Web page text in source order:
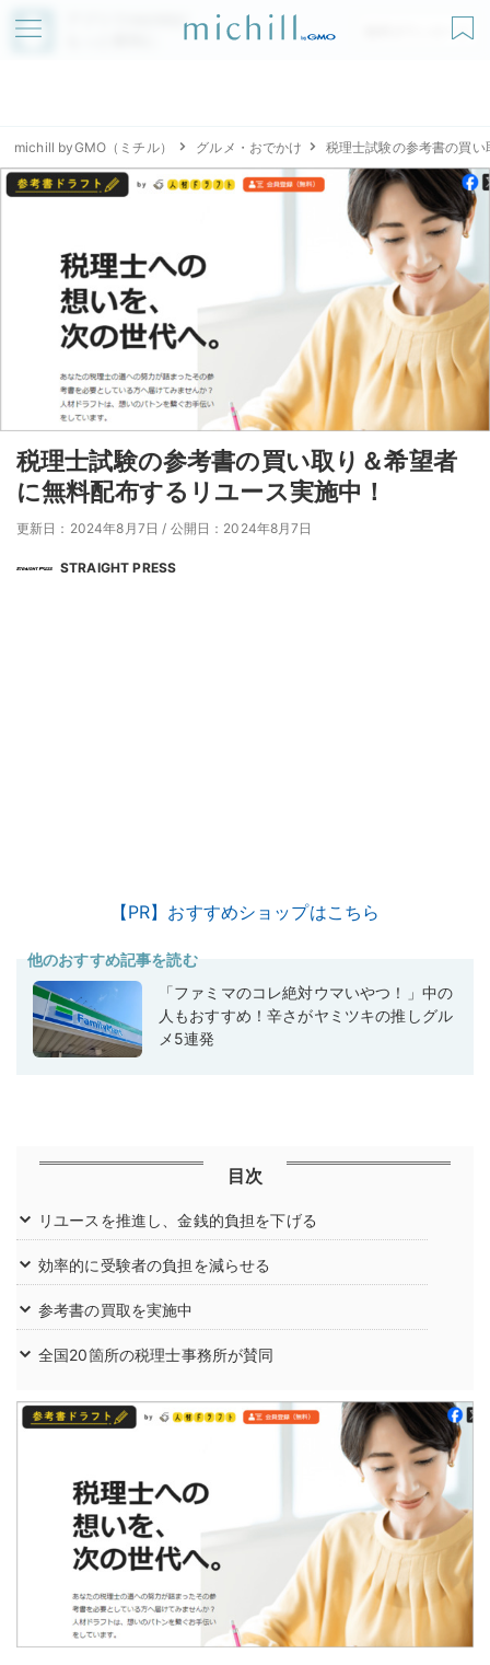
アプリでmichillが
無料ダウンロード
michill byGMO（ミチル） グルメ・おでかけ 税理士試験の参考書の買
税理士試験の参考書の買い取り＆希望者
に無料配布するリユース実施中！
更新日：2024年8月7日 / 公開日：2024年8月7日
STRAIGHT PRESS
【PR】おすすめショップはこちら
他のおすすめ記事を読む
「ファミマのコレ絶対ウマいやつ！」中の
人もおすすめ！辛さがヤミツキの推しグル
メ5連発
目次
リユースを推進し、金銭的負担を下げる
効率的に受験者の負担を減らせる
参考書の買取を実施中
全国20箇所の税理士事務所が賛同